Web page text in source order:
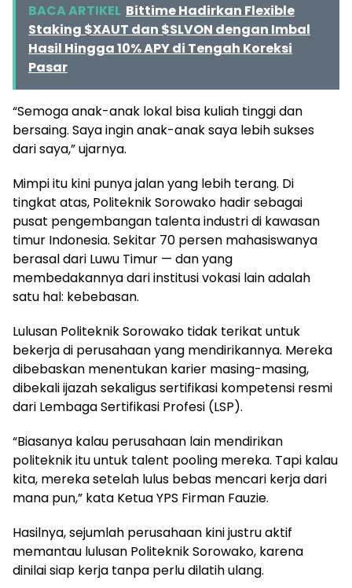
BACA ARTIKEL Bittime Hadirkan Flexible
Staking $XAUT dan $SLVON dengan Imbal
Hasil Hingga 10% APY di Tengah Koreksi
Pasar
“Semoga anak-anak lokal bisa kuliah tinggi dan
bersaing. Saya ingin anak-anak saya lebih sukses
dari saya,” ujarnya.
Mimpi itu kini punya jalan yang lebih terang. Di
tingkat atas, Politeknik Sorowako hadir sebagai
pusat pengembangan talenta industri di kawasan
timur Indonesia. Sekitar 70 persen mahasiswanya
berasal dari Luwu Timur — dan yang
membedakannya dari institusi vokasi lain adalah
satu hal: kebebasan.
Lulusan Politeknik Sorowako tidak terikat untuk
bekerja di perusahaan yang mendirikannya. Mereka
dibebaskan menentukan karier masing-masing,
dibekali ijazah sekaligus sertifikasi kompetensi resmi
dari Lembaga Sertifikasi Profesi (LSP).
“Biasanya kalau perusahaan lain mendirikan
politeknik itu untuk talent pooling mereka. Tapi kalau
kita, mereka setelah lulus bebas mencari kerja dari
mana pun,” kata Ketua YPS Firman Fauzie.
Hasilnya, sejumlah perusahaan kini justru aktif
memantau lulusan Politeknik Sorowako, karena
dinilai siap kerja tanpa perlu dilatih ulang.